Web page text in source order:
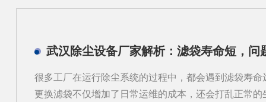
问题有哪些？1.风量不匹配，影响收尘效果如果外壳尺
本增加外壳定型后，管道接口、检修空间和设备进出
方案补充完成时，才发现弯头过多、管路过长，或者
需要重新调整。3.过滤单元与结构不协调不同粉尘适合
很多工厂在运行除尘系统的过程中，都会遇到滤袋寿
更换滤袋不仅增加了日常运维的成本，还会打乱正常